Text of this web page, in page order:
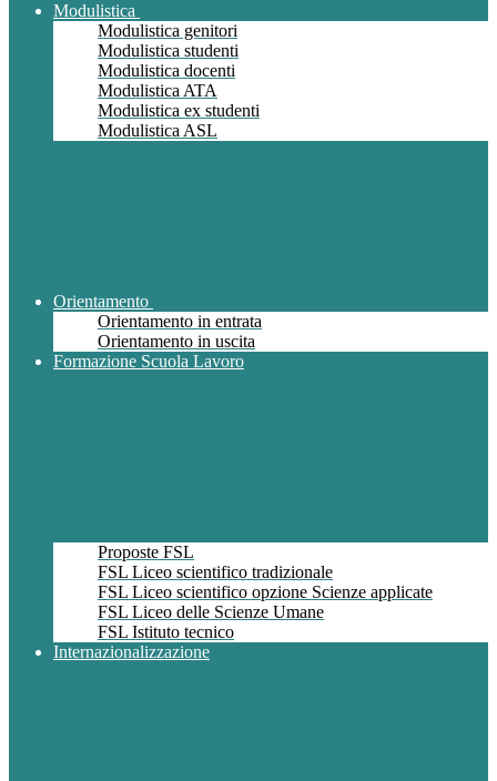
Modulistica
Modulistica genitori
Modulistica studenti
Modulistica docenti
Modulistica ATA
Modulistica ex studenti
Modulistica ASL
Orientamento
Orientamento in entrata
Orientamento in uscita
Formazione Scuola Lavoro
Proposte FSL
FSL Liceo scientifico tradizionale
FSL Liceo scientifico opzione Scienze applicate
FSL Liceo delle Scienze Umane
FSL Istituto tecnico
Internazionalizzazione